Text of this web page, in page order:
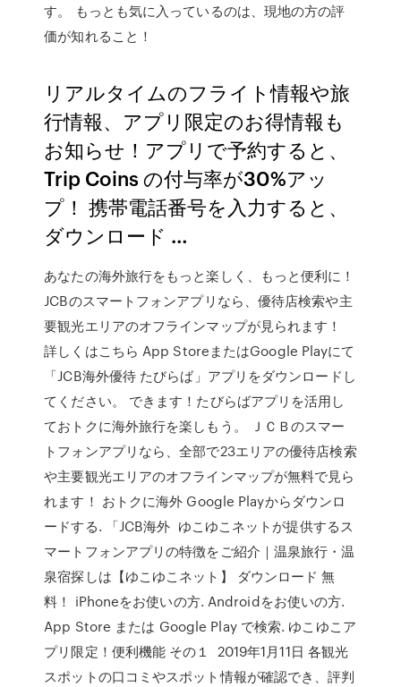
す。 もっとも気に入っているのは、現地の方の評
価が知れること！
リアルタイムのフライト情報や旅
行情報、アプリ限定のお得情報も
お知らせ！アプリで予約すると、
Trip Coins の付与率が30%アッ
プ！ 携帯電話番号を入力すると、
ダウンロード …
あなたの海外旅行をもっと楽しく、もっと便利に！
JCBのスマートフォンアプリなら、優待店検索や主
要観光エリアのオフラインマップが見られます！
詳しくはこちら App StoreまたはGoogle Playにて
「JCB海外優待 たびらば」アプリをダウンロードし
てください。 できます！たびらばアプリを活用し
ておトクに海外旅行を楽しもう。 ＪＣＢのスマー
トフォンアプリなら、全部で23エリアの優待店検索
や主要観光エリアのオフラインマップが無料で見ら
れます！ おトクに海外 Google Playからダウンロ
ードする. 「JCB海外 ゆこゆこネットが提供するス
マートフォンアプリの特徴をご紹介｜温泉旅行・温
泉宿探しは【ゆこゆこネット】 ダウンロード 無
料！ iPhoneをお使いの方. Androidをお使いの方.
App Store または Google Play で検索. ゆこゆこア
プリ限定！便利機能 その１ 2019年1月11日 各観光
スポットの口コミやスポット情報が確認でき、評判